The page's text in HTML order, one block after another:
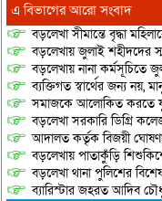
এ বিভাগের আরো সংবাদ
বড়লেখা সীমান্তে বৃদ্ধা
বড়লেখায় জুলাই শহীদদের
বড়লেখায় নানা কর্মসূচিতে
ব্যক্তিগত স্বার্থের জন্য
সমাজকে আলোকিত করতে
বড়লেখা সরকারি ডিগ্রি
আদালত কর্তৃক বিজয়ী
বড়লেখায় পাতাকুঁড়ি
বড়লেখা থানা পুলিশের
ব্যারিস্টার জহরত আদিব